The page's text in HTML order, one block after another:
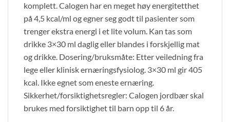
komplett. Calogen har en meget høy energitetthet
på 4,5 kcal/ml og egner seg godt til pasienter som
trenger ekstra energi i et lite volum. Kan tas som
drikke 3×30 ml daglig eller blandes i forskjellig mat
og drikke. Dosering/bruksmåte: Etter veiledning fra
lege eller klinisk ernæringsfysiolog. 3×30 ml gir 405
kcal. Ikke egnet som eneste ernæring.
Sikkerhet/forsiktighetsregler: Calogen jordbær skal
brukes med forsiktighet til barn opp til 6 år.